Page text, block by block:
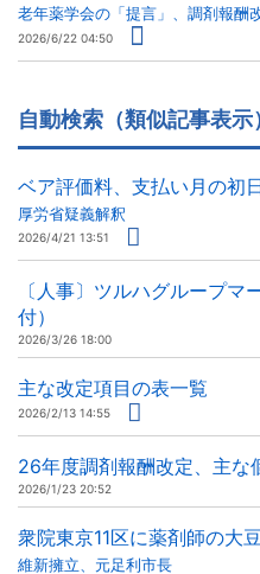
老年薬学会の「提言」、調剤報酬
2026/6/22 04:50
自動検索（類似記事表示
ベア評価料、支払い月の初
厚労省疑義解釈
2026/4/21 13:51
〔人事〕ツルハグループマ
付）
2026/3/26 18:00
主な改定項目の表一覧
2026/2/13 14:55
26年度調剤報酬改定、主な
2026/1/23 20:52
衆院東京11区に薬剤師の大
維新擁立、元足利市長